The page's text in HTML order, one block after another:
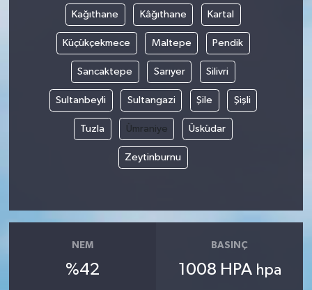
Kağıthane Kâğıthane Kartal
Küçükçekmece Maltepe Pendik
Sancaktepe Sarıyer Silivri
Sultanbeyli Sultangazi Şile Şişli
Tuzla Ümraniye Üsküdar
Zeytinburnu
NEM
%42
BASINÇ
1008 HPA hpa